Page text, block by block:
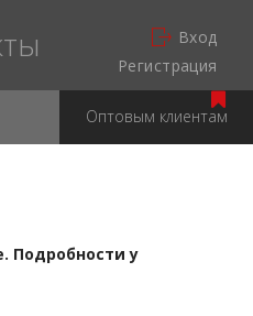
Вход
Регистрация
Оптовым клиентам
Подробности у